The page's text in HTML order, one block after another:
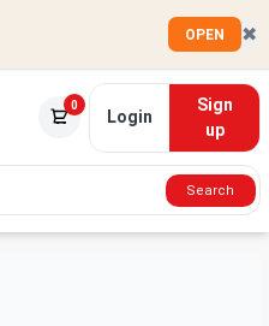
OPEN ✖
0
Login
Sign
up
Search